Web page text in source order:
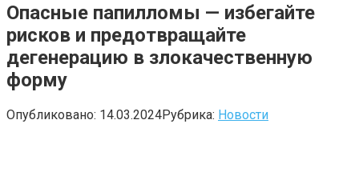
Опасные папилломы — избегайте
рисков и предотвращайте
дегенерацию в злокачественную
форму
Опубликовано: 14.03.2024Рубрика: Новости